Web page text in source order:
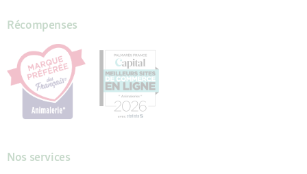
Récompenses
Nos services